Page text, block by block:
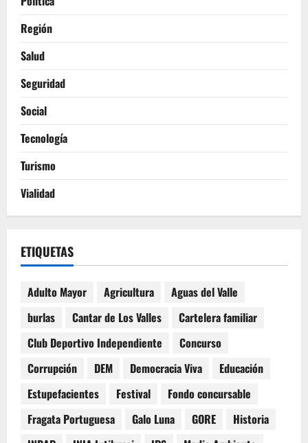
Región
Salud
Seguridad
Social
Tecnología
Turismo
Vialidad
ETIQUETAS
Adulto Mayor Agricultura
Aguas del Valle
burlas
Cantar de Los Valles
Cartelera familiar
Club Deportivo Independiente
Concurso
Corrupción
DEM Democracia Viva
Educación
Estupefacientes
Festival
Fondo concursable
Fragata Portuguesa
Galo Luna GORE
Historia